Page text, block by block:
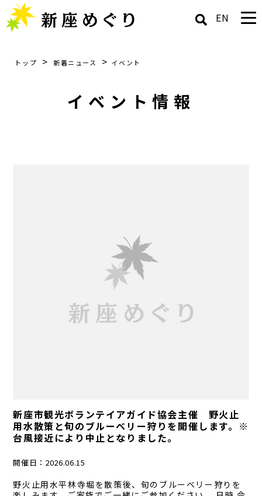
EN
トップ > 新着ニュース > イベント
イベント情報
新座市観光ボランテイアガイド協会主催 野火止
用水散策と旬のブルーベリー狩りを開催します。※
台風接近により中止となりました。
開催日： 2026.06.15
野火止用水平林寺堀を散策後、旬のブルーベリー狩りを